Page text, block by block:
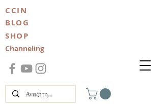
CCIN
BLOG
SHOP
Channeling